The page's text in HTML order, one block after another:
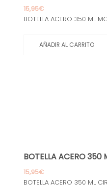
15,95€
BOTELLA ACERO 350 ML
AÑADIR AL CARRITO
BOTELLA ACERO 350
15,95€
BOTELLA ACERO 350 ML